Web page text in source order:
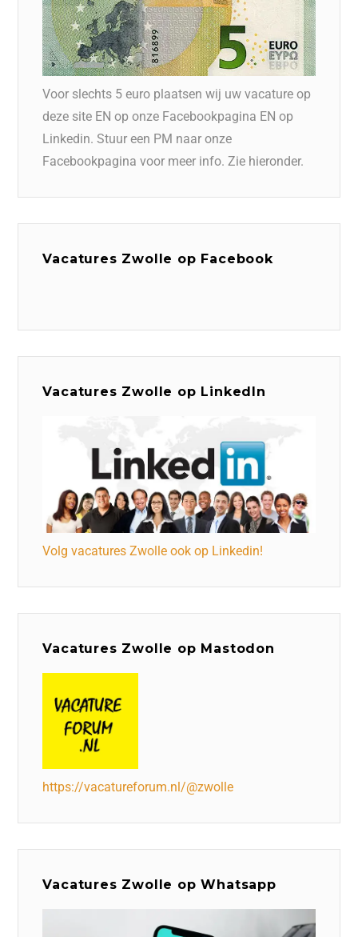
Voor slechts 5 euro plaatsen wij uw vacature op
deze site EN op onze Facebookpagina EN op
Linkedin. Stuur een PM naar onze
Facebookpagina voor meer info. Zie hieronder.
Vacatures Zwolle op Facebook
Vacatures Zwolle op LinkedIn
Volg vacatures Zwolle ook op Linkedin!
Vacatures Zwolle op Mastodon
https://vacatureforum.nl/@zwolle
Vacatures Zwolle op Whatsapp